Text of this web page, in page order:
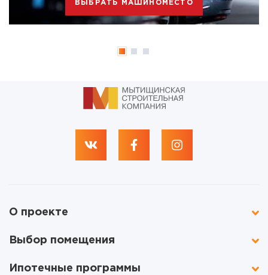
ВЫБРАТЬ МАШИНОМЕСТО
О проекте
Выбор помещения
Ипотечные программы